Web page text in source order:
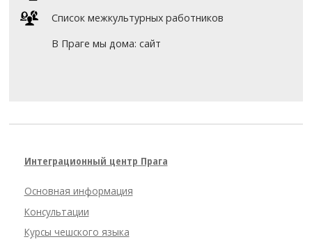
Список межкультурных работников
В Праге мы дома: сайт
Интеграционный центр Прага
Основная информация
Консультации
Курсы чешского языка